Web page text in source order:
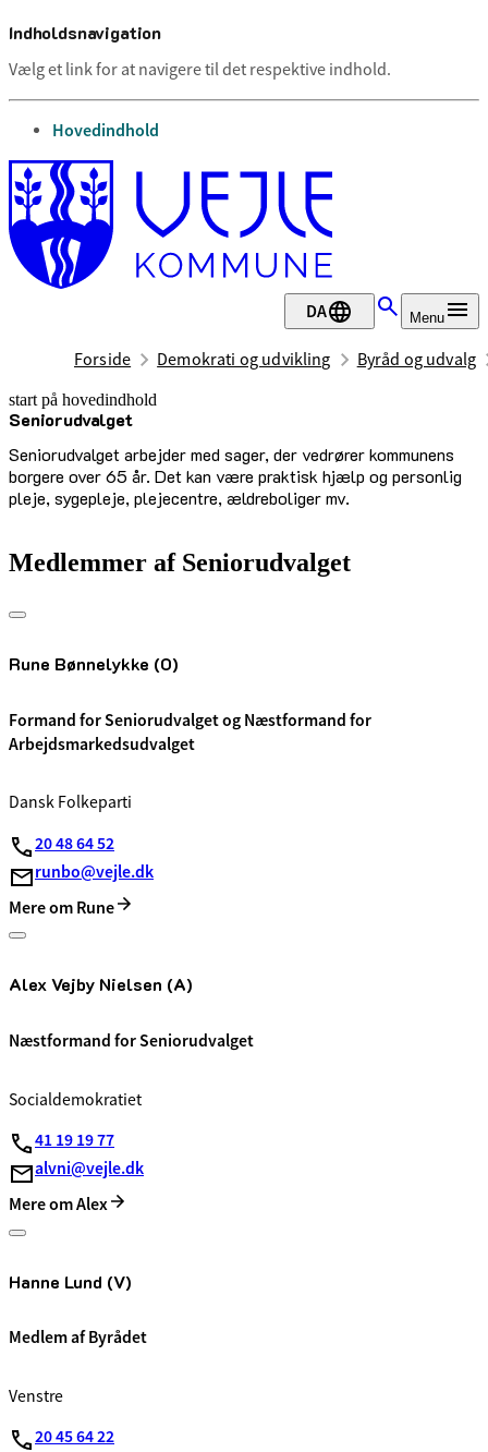
Indholdsnavigation
Vælg et link for at navigere til det respektive indhold.
gå til
Hovedindhold
DA Menu
Forside Demokrati og udvikling Byråd og udvalg
start på hovedindhold
Seniorudvalget
Seniorudvalget arbejder med sager, der vedrører kommunens
borgere over 65 år. Det kan være praktisk hjælp og personlig
pleje, sygepleje, plejecentre, ældreboliger mv.
senest opdateret 25. juni 2026
Medlemmer af Seniorudvalget
Rune Bønnelykke (O)
Formand for Seniorudvalget og Næstformand for
Arbejdsmarkedsudvalget
Dansk Folkeparti
20 48 64 52
runbo@vejle.dk
Mere om Rune
Alex Vejby Nielsen (A)
Næstformand for Seniorudvalget
Socialdemokratiet
41 19 19 77
alvni@vejle.dk
Mere om Alex
Hanne Lund (V)
Medlem af Byrådet
Venstre
20 45 64 22